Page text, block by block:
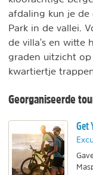
afdaling kun je de
Park in de vallei.
de villa's en witte
graden uitzicht op
kwartiertje
Georganiseerde
Get